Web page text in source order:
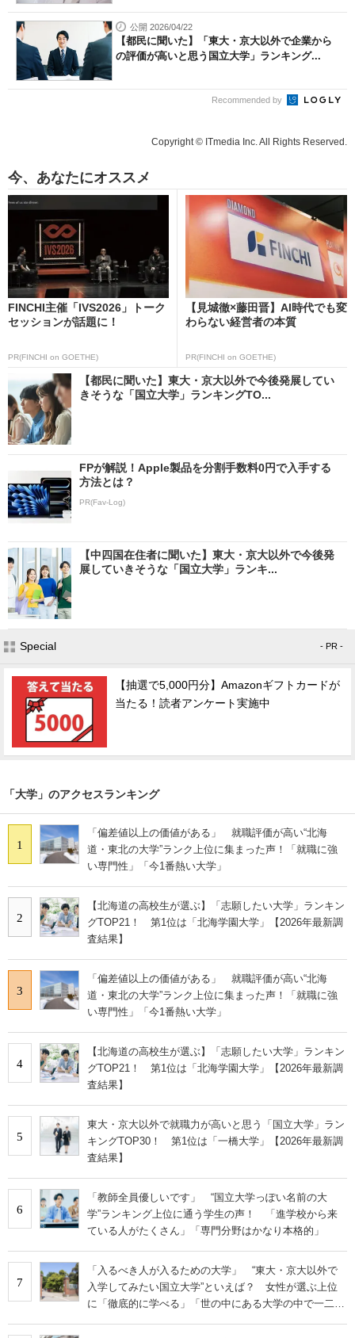
公開 2026/04/22
【都民に聞いた】「東大・京大以外で企業から
の評価が高いと思う国立大学」ランキング...
Recommended by
Copyright © ITmedia Inc. All Rights Reserved.
今、あなたにオススメ
FINCHI主催「IVS2026」トーク
セッションが話題に！
PR(FINCHI on GOETHE)
【見城徹×藤田晋】AI時代でも変
わらない経営者の本質
PR(FINCHI on GOETHE)
【都民に聞いた】東大・京大以外で今後発展してい
きそうな「国立大学」ランキングTO...
FPが解説！Apple製品を分割手数料0円で入手する
方法とは？
PR(Fav-Log)
【中四国在住者に聞いた】東大・京大以外で今後発
展していきそうな「国立大学」ランキ...
Special - PR -
【抽選で5,000円分】Amazonギフトカードが
当たる！読者アンケート実施中
「大学」のアクセスランキング
1
「偏差値以上の価値がある」 就職評価が高い“北海
道・東北の大学”ランク上位に集まった声！「就職に強
い専門性」「今1番熱い大学」
2
【北海道の高校生が選ぶ】「志願したい大学」ランキン
グTOP21！ 第1位は「北海学園大学」【2026年最新調
査結果】
3
「偏差値以上の価値がある」 就職評価が高い“北海
道・東北の大学”ランク上位に集まった声！「就職に強
い専門性」「今1番熱い大学」
4
【北海道の高校生が選ぶ】「志願したい大学」ランキン
グTOP21！ 第1位は「北海学園大学」【2026年最新調
査結果】
5
東大・京大以外で就職力が高いと思う「国立大学」ラン
キングTOP30！ 第1位は「一橋大学」【2026年最新調
査結果】
6
「教師全員優しいです」 “国立大学っぽい名前の大
学”ランキング上位に通う学生の声！ 「進学校から来
ている人がたくさん」「専門分野はかなり本格的」
7
「入るべき人が入るための大学」 “東大・京大以外で
入学してみたい国立大学”といえば？ 女性が選ぶ上位
に「徹底的に学べる」「世の中にある大学の中で一二を